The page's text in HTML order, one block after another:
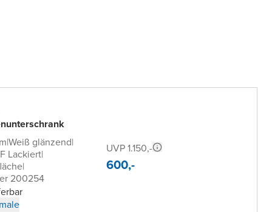
|Weiß glänzend|
Lackiert|
|
200254
UVP 1.150,-
600,-